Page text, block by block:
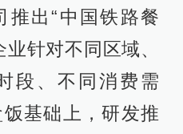
推出“中国铁路餐
针对不同区域、
段、不同消费需
基础上，研发推